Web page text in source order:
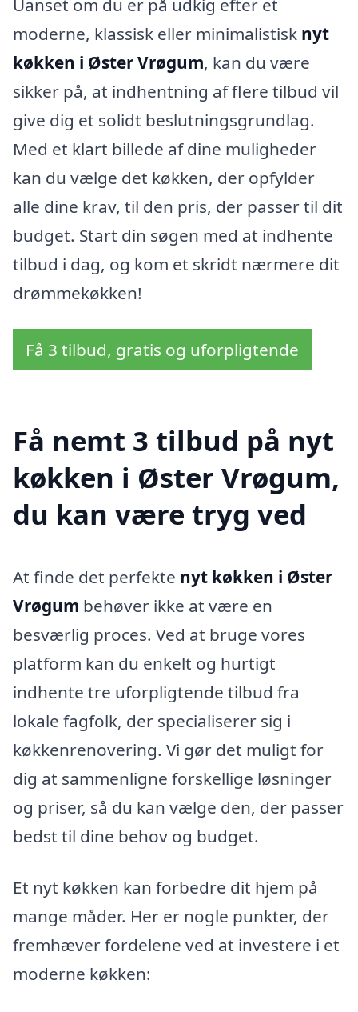
moderne, klassisk eller minimalistisk nyt
køkken i Øster Vrøgum, kan du være
sikker på, at indhentning af flere tilbud vil
give dig et solidt beslutningsgrundlag.
Med et klart billede af dine muligheder
kan du vælge det køkken, der opfylder
alle dine krav, til den pris, der passer til dit
budget. Start din søgen med at indhente
tilbud i dag, og kom et skridt nærmere dit
drømmekøkken!
Få 3 tilbud, gratis og uforpligtende
Få nemt 3 tilbud på nyt
køkken i Øster Vrøgum,
du kan være tryg ved
At finde det perfekte nyt køkken i Øster
Vrøgum behøver ikke at være en
besværlig proces. Ved at bruge vores
platform kan du enkelt og hurtigt
indhente tre uforpligtende tilbud fra
lokale fagfolk, der specialiserer sig i
køkkenrenovering. Vi gør det muligt for
dig at sammenligne forskellige løsninger
og priser, så du kan vælge den, der passer
bedst til dine behov og budget.
Et nyt køkken kan forbedre dit hjem på
mange måder. Her er nogle punkter, der
fremhæver fordelene ved at investere i et
moderne køkken: